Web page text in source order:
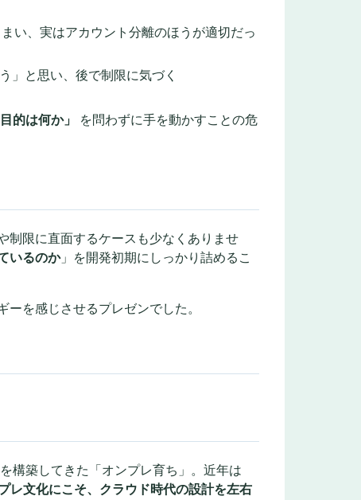
い、実はアカウント分離のほうが適切だっ
」と思い、後で制限に気づく
的は何か」
を問わずに手を動かすことの危
制限に直面するケースも少なくありませ
いるのか」を開発初期にしっかり詰めるこ
を感じさせるプレゼンでした。
構築してきた「オンプレ育ち」。近年は
レ文化にこそ、クラウド時代の設計を左右